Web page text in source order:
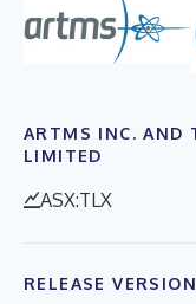
ARTMS INC. AND
LIMITED
ASX:TLX
RELEASE